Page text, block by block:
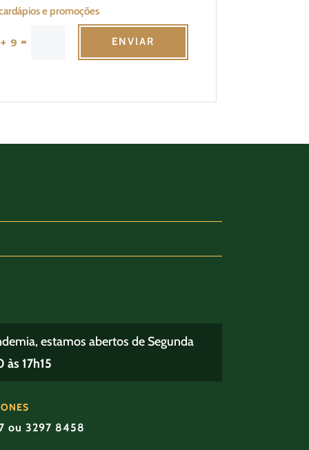
e promoções
9 = ENVIAR
estamos abertos de Segunda
17h15
ou 3297 8458